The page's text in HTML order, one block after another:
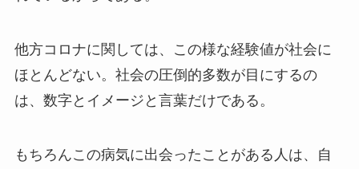
他方コロナに関しては、この様な経験値が社会に
ほとんどない。社会の圧倒的多数が目にするの
は、数字とイメージと言葉だけである。
もちろんこの病気に出会ったことがある人は、自